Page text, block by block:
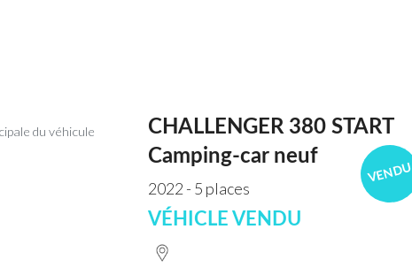
VENDU
CHALLENGER 380 START
Camping-car neuf
2022 - 5 places
VÉHICLE VENDU